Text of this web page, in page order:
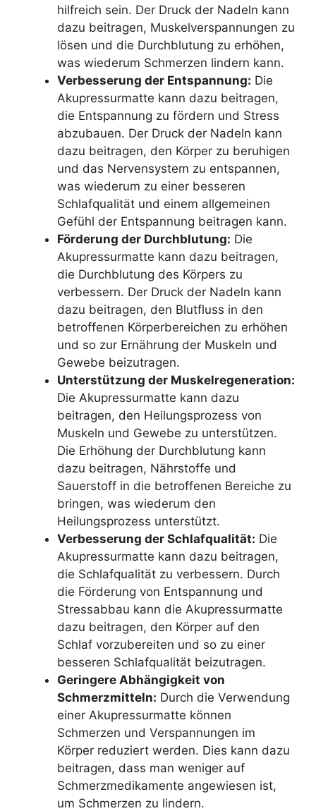
hilfreich sein. Der Druck der Nadeln kann
dazu beitragen, Muskelverspannungen zu
lösen und die Durchblutung zu erhöhen,
was wiederum Schmerzen lindern kann.
Verbesserung der Entspannung: Die
Akupressurmatte kann dazu beitragen,
die Entspannung zu fördern und Stress
abzubauen. Der Druck der Nadeln kann
dazu beitragen, den Körper zu beruhigen
und das Nervensystem zu entspannen,
was wiederum zu einer besseren
Schlafqualität und einem allgemeinen
Gefühl der Entspannung beitragen kann.
Förderung der Durchblutung: Die
Akupressurmatte kann dazu beitragen,
die Durchblutung des Körpers zu
verbessern. Der Druck der Nadeln kann
dazu beitragen, den Blutfluss in den
betroffenen Körperbereichen zu erhöhen
und so zur Ernährung der Muskeln und
Gewebe beizutragen.
Unterstützung der Muskelregeneration:
Die Akupressurmatte kann dazu
beitragen, den Heilungsprozess von
Muskeln und Gewebe zu unterstützen.
Die Erhöhung der Durchblutung kann
dazu beitragen, Nährstoffe und
Sauerstoff in die betroffenen Bereiche zu
bringen, was wiederum den
Heilungsprozess unterstützt.
Verbesserung der Schlafqualität: Die
Akupressurmatte kann dazu beitragen,
die Schlafqualität zu verbessern. Durch
die Förderung von Entspannung und
Stressabbau kann die Akupressurmatte
dazu beitragen, den Körper auf den
Schlaf vorzubereiten und so zu einer
besseren Schlafqualität beizutragen.
Geringere Abhängigkeit von
Schmerzmitteln: Durch die Verwendung
einer Akupressurmatte können
Schmerzen und Verspannungen im
Körper reduziert werden. Dies kann dazu
beitragen, dass man weniger auf
Schmerzmedikamente angewiesen ist,
um Schmerzen zu lindern.